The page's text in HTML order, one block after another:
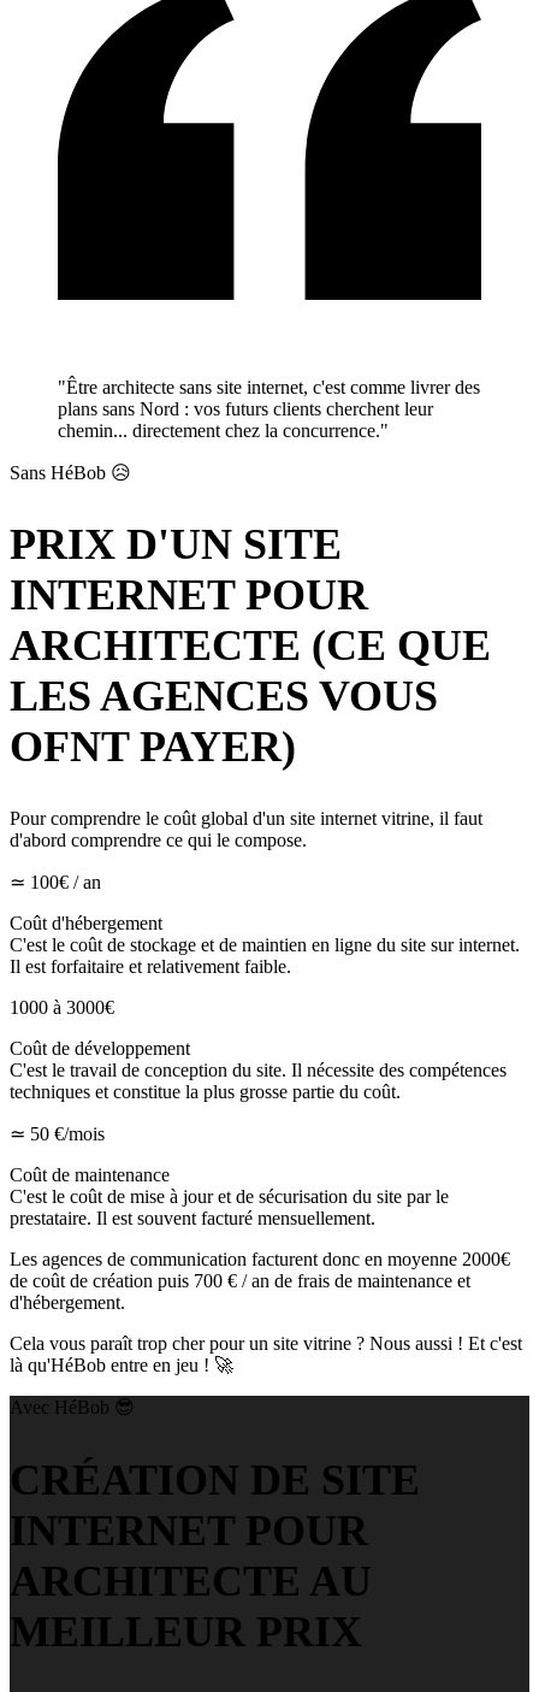
"Être architecte sans site internet, c'est comme livrer des
plans sans Nord : vos futurs clients cherchent leur
chemin... directement chez la concurrence."
Sans HéBob 😥
PRIX D'UN SITE
INTERNET POUR
ARCHITECTE (CE QUE
LES AGENCES VOUS
OFNT PAYER)
Pour comprendre le coût global d'un site internet vitrine, il faut
d'abord comprendre ce qui le compose.
≃ 100€ / an
Coût d'hébergement
C'est le coût de stockage et de maintien en ligne du site sur internet.
Il est forfaitaire et relativement faible.
1000 à 3000€
Coût de développement
C'est le travail de conception du site. Il nécessite des compétences
techniques et constitue la plus grosse partie du coût.
≃ 50 €/mois
Coût de maintenance
C'est le coût de mise à jour et de sécurisation du site par le
prestataire. Il est souvent facturé mensuellement.
Les agences de communication facturent donc en moyenne 2000€
de coût de création puis 700 € / an de frais de maintenance et
d'hébergement.
Cela vous paraît trop cher pour un site vitrine ? Nous aussi ! Et c'est
là qu'HéBob entre en jeu ! 🚀
Avec HéBob 😎
CRÉATION DE SITE
INTERNET POUR
ARCHITECTE AU
MEILLEUR PRIX